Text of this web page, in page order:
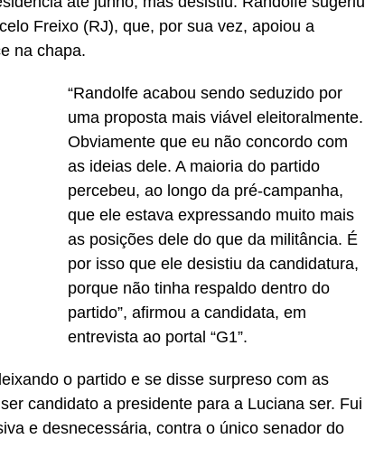
Freixo (RJ), que, por sua vez, apoiou a
na chapa.
“Randolfe acabou sendo seduzido por
uma proposta mais viável eleitoralmente.
Obviamente que eu não concordo com
as ideias dele. A maioria do partido
percebeu, ao longo da pré-campanha,
que ele estava expressando muito mais
as posições dele do que da militância. É
por isso que ele desistiu da candidatura,
porque não tinha respaldo dentro do
partido”, afirmou a candidata, em
entrevista ao portal “G1”.
o partido e se disse surpreso com as
candidato a presidente para a Luciana ser. Fui
e desnecessária, contra o único senador do